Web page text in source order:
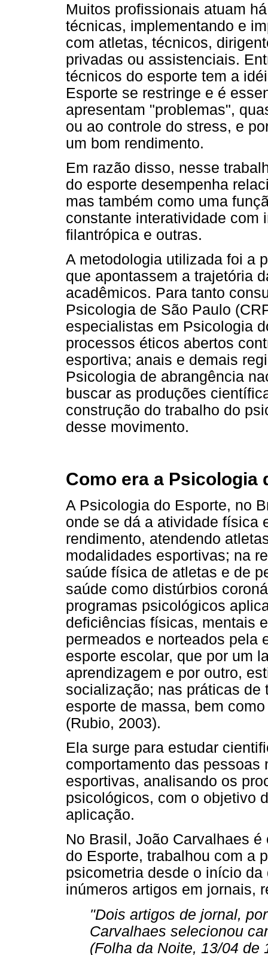
Muitos profissionais atuam
técnicas, implementando e
com atletas, técnicos,
privadas ou assistenciais.
técnicos do esporte tem a
Esporte se restringe e é
apresentam "problemas",
ou ao controle do stress, e
um bom rendimento.
Em razão disso, nesse
do esporte desempenha
mas também como uma
constante interatividade com
filantrópica e outras.
A metodologia utilizada foi a
que apontassem a trajetória
acadêmicos. Para tanto
Psicologia de São Paulo
especialistas em Psicologia
processos éticos abertos
esportiva; anais e demais
Psicologia de abrangência
buscar as produções
construção do trabalho do
desse movimento.
Como era a Psicologia
A Psicologia do Esporte, no
onde se dá a atividade física
rendimento, atendendo
modalidades esportivas; na
saúde física de atletas e de
saúde como distúrbios
programas psicológicos
deficiências físicas, mentais
permeados e norteados pela
esporte escolar, que por um
aprendizagem e por outro,
socialização; nas práticas
esporte de massa, bem
(Rubio, 2003).
Ela surge para estudar
comportamento das
esportivas, analisando os
psicológicos, com o objetivo
aplicação.
No Brasil, João Carvalhaes
do Esporte, trabalhou com a
psicometria desde o início
inúmeros artigos em jornais,
"Dois artigos de jornal,
Carvalhaes selecionou
(Folha da Noite, 13/04 de